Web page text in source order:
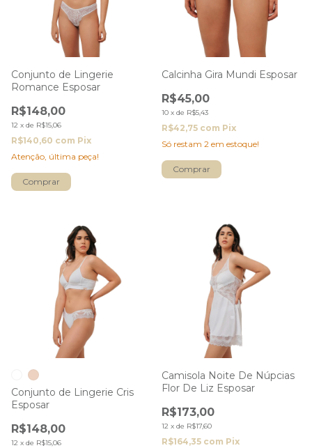
Conjunto de Lingerie
Romance Esposar
R$148,00
12 x de R$15,06
R$140,60 com Pix
Atenção, última peça!
Comprar
Calcinha Gira Mundi Esposar
R$45,00
10 x de R$5,43
R$42,75 com Pix
Só restam 2 em estoque!
Comprar
Conjunto de Lingerie Cris
Esposar
R$148,00
12 x de R$15,06
Camisola Noite De Núpcias
Flor De Liz Esposar
R$173,00
12 x de R$17,60
R$164,35 com Pix